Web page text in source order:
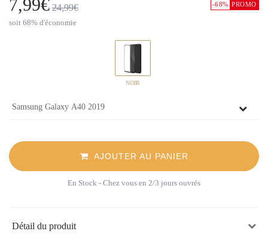
-68% PROMO
7,99€ 24,99€
soit 68% d'économie
NOIR
AJOUTER AU PANIER
En Stock - Chez vous en 2/3 jours ouvrés
Détail du produit